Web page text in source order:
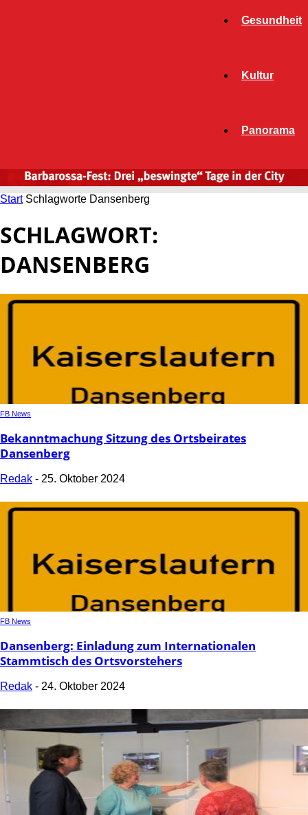
Gesundheit
Kultur
Panorama
Start Schlagworte Dansenberg
SCHLAGWORT:
DANSENBERG
FB News
Bekanntmachung Sitzung des Ortsbeirates
Dansenberg
Redak - 25. Oktober 2024
FB News
Dansenberg: Einladung zum Internationalen
Stammtisch des Ortsvorstehers
Redak - 24. Oktober 2024